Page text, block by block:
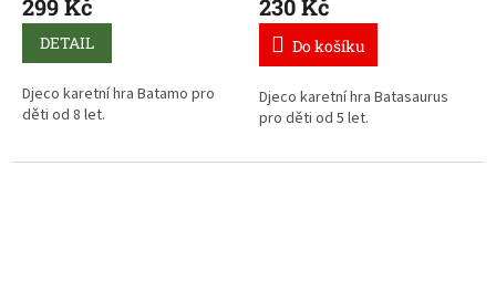
299 Kč
DETAIL
Djeco karetní hra Batamo pro
děti od 8 let.
230 Kč
Do košíku
Djeco karetní hra Batasaurus
pro děti od 5 let.